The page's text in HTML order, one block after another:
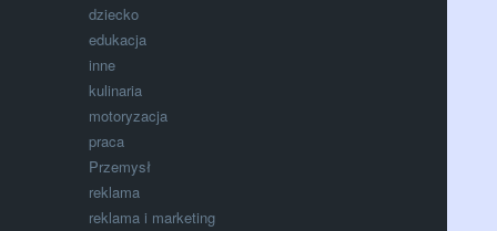
dziecko
edukacja
inne
kulinaria
motoryzacja
praca
Przemysł
reklama
reklama i marketing